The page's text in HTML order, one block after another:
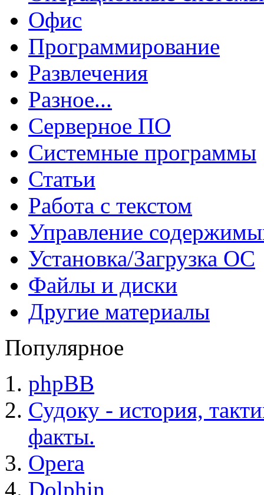
Офис
Программирование
Развлечения
Разное...
Серверное ПО
Системные программы
Статьи
Работа с текстом
Управление
Установка/Загрузка ОС
Файлы и диски
Другие материалы
Популярное
phpBB
Судоку - история,
факты.
Opera
Dolphin